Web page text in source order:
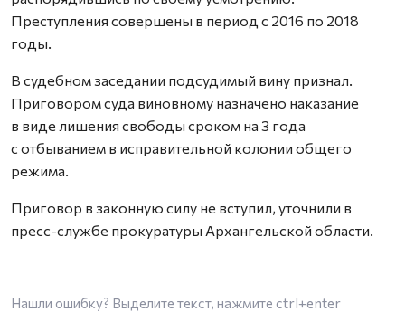
Преступления совершены в период с 2016 по 2018
годы.
В судебном заседании подсудимый вину признал.
Приговором суда виновному назначено наказание
в виде лишения свободы сроком на 3 года
с отбыванием в исправительной колонии общего
режима.
Приговор в законную силу не вступил, уточнили в
пресс-службе прокуратуры Архангельской области.
Нашли ошибку? Выделите текст, нажмите ctrl+enter